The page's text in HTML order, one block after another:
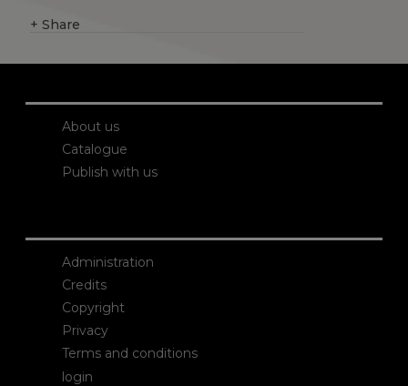
+ Share
About us
Catalogue
Publish with us
Administration
Credits
Copyright
Privacy
Terms and conditions
login